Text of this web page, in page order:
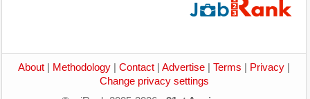
About Methodology Contact Advertise Terms Privacy
Change privacy settings